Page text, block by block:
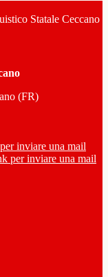
Statale Ceccano
(FR)
inviare una mail
per inviare una mail